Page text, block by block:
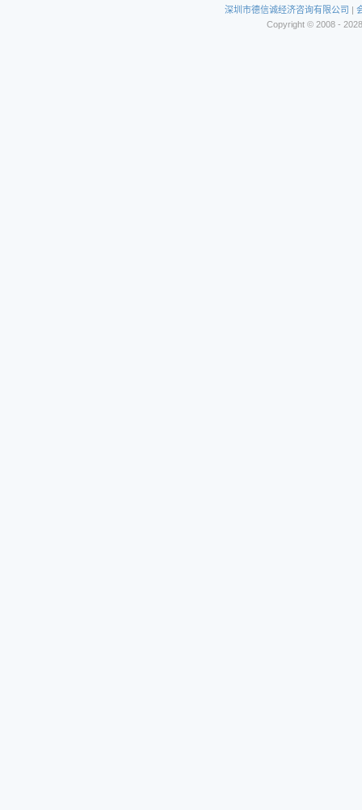
深圳市德信诚经济咨询有限公司 |
Copyright © 2008 -